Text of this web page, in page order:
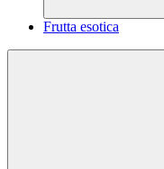
Frutta esotica